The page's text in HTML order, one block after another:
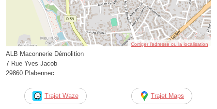
Corriger l’adresse ou la localisation
ALB Maconnerie Démolition
7 Rue Yves Jacob
29860 Plabennec
Trajet Waze Trajet Maps